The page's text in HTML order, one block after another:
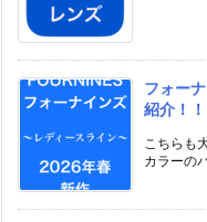
フォー
紹介！！
こちらも
カラーの